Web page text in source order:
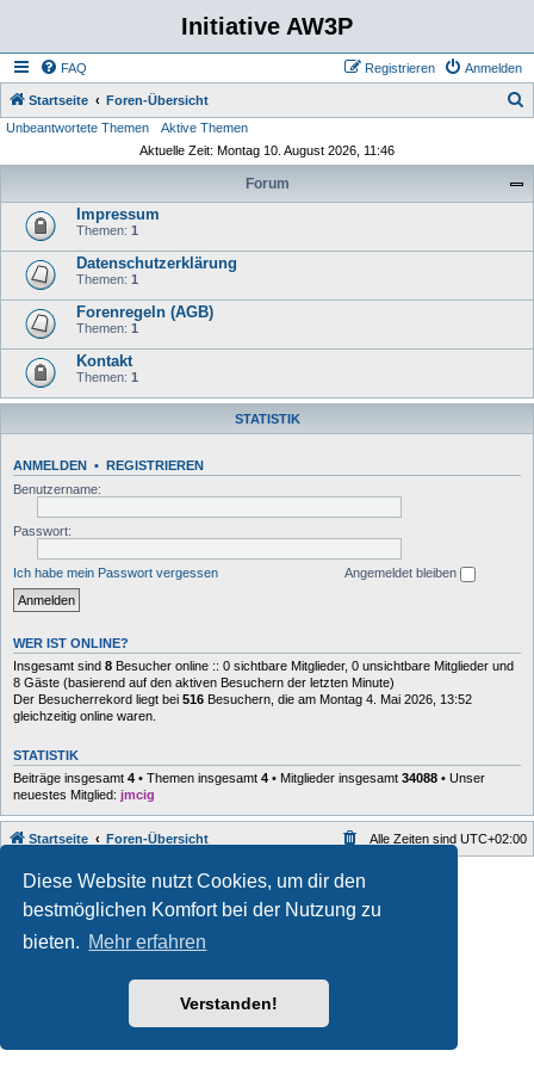
Diese Website nutzt Cookies, um dir den
bestmöglichen Komfort bei der Nutzung zu
bieten. Mehr erfahren
Verstanden!
Initiative AW3P
FAQ Anmelden
Registrieren
Startseite Foren-Übersicht
Unbeantwortete Themen
Aktive Themen
Aktuelle Zeit: Montag 10. August 2026, 11:46
Forum
Impressum
Themen: 1
Datenschutzerklärung
Themen: 1
Forenregeln (AGB)
Themen: 1
Kontakt
Themen: 1
STATISTIK
ANMELDEN • REGISTRIEREN
Benutzername:
Passwort:
Ich habe mein Passwort vergessen Angemeldet bleiben
WER IST ONLINE?
Insgesamt sind 8 Besucher online :: 0 sichtbare Mitglieder, 0 unsichtbare Mitglieder und
8 Gäste (basierend auf den aktiven Besuchern der letzten Minute)
Der Besucherrekord liegt bei 516 Besuchern, die am Montag 4. Mai 2026, 13:52
gleichzeitig online waren.
STATISTIK
Beiträge insgesamt 4 • Themen insgesamt 4 • Mitglieder insgesamt 34088 • Unser
neuestes Mitglied: jmcig
Startseite Foren-Übersicht Alle Zeiten sind UTC+02:00
Style developer by forum ,
Powered byphpBB ® Forum Software © phpBB Limited
Deutsche Übersetzung durchphpBB.de
Datenschutz